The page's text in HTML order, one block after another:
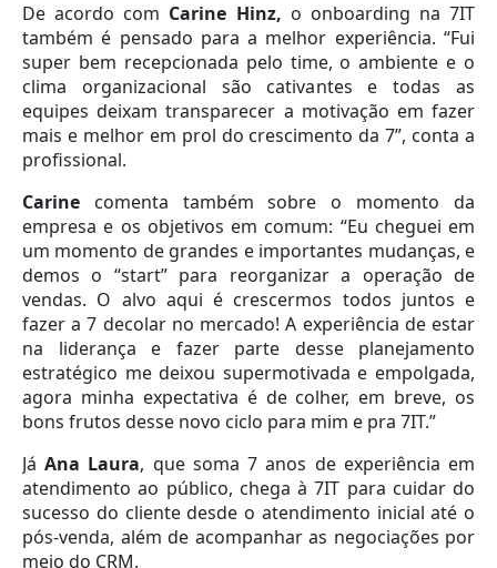
De acordo com Carine Hinz, o onboarding na 7IT
também é pensado para a melhor experiência. “Fui
super bem recepcionada pelo time, o ambiente e o
clima organizacional são cativantes e todas as
equipes deixam transparecer a motivação em fazer
mais e melhor em prol do crescimento da 7”, conta a
profissional.
Carine comenta também sobre o momento da
empresa e os objetivos em comum: “Eu cheguei em
um momento de grandes e importantes mudanças, e
demos o “start” para reorganizar a operação de
vendas. O alvo aqui é crescermos todos juntos e
fazer a 7 decolar no mercado! A experiência de estar
na liderança e fazer parte desse planejamento
estratégico me deixou supermotivada e empolgada,
agora minha expectativa é de colher, em breve, os
bons frutos desse novo ciclo para mim e pra 7IT.”
JáAna Laura, que soma 7 anos de experiência em
atendimento ao público, chega à 7IT para cuidar do
sucesso do cliente desde o atendimento inicial até o
pós-venda, além de acompanhar as negociações por
meio do CRM.